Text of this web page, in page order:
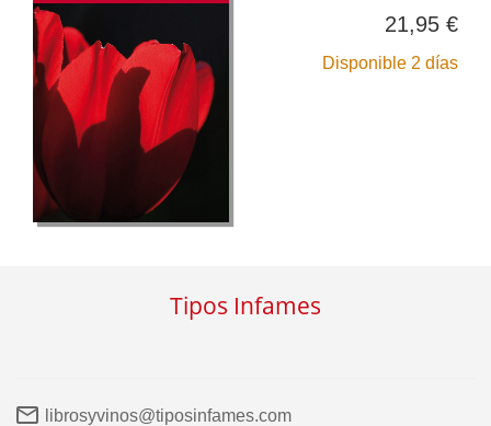
21,95 €
Disponible 2 días
Tipos Infames
librosyvinos@tiposinfames.com